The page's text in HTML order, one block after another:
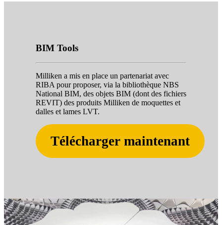
BIM Tools
Milliken a mis en place un partenariat avec
RIBA pour proposer, via la bibliothèque NBS
National BIM, des objets BIM (dont des fichiers
REVIT) des produits Milliken de moquettes et
dalles et lames LVT.
Télécharger maintenant